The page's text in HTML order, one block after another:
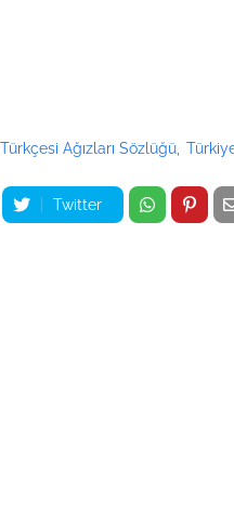
Ağızları Sözlüğü
Twitter